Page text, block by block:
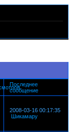
Последнее
сообщение
2008-03-16 00:17:35
Шикамару